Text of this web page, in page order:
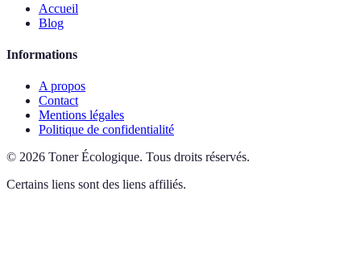
Accueil
Blog
Informations
A propos
Contact
Mentions légales
Politique de confidentialité
© 2026 Toner Écologique. Tous droits réservés.
Certains liens sont des liens affiliés.